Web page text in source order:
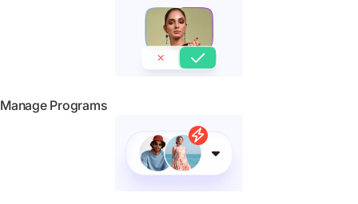
Manage Programs